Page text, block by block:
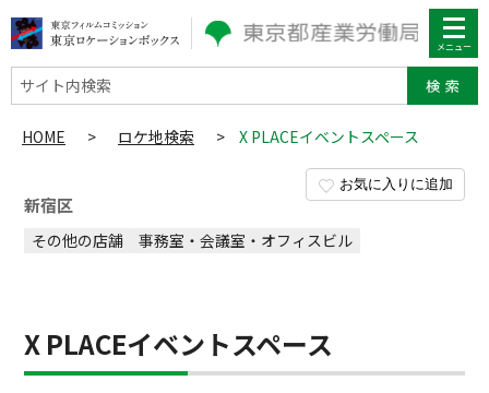
サイト内検索
HOME > ロケ地検索 > X PLACEイベントスペース
お気に入りに追加
新宿区
その他の店舗 事務室・会議室・オフィスビル
X PLACEイベントスペース